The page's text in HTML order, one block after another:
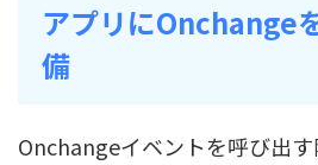
アプリにOnchange
備
Onchangeイベントを呼び出